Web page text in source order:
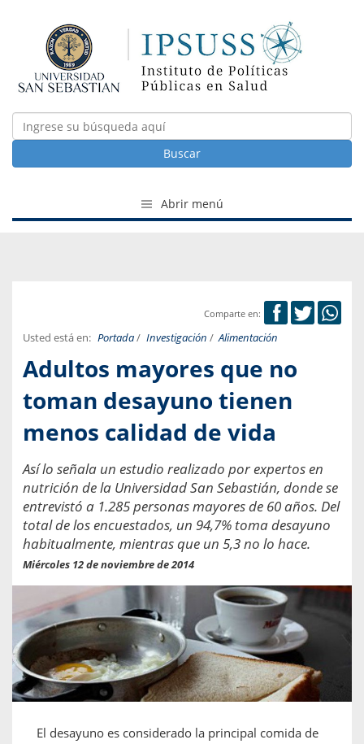
Buscar
Abrir menú
Comparte en:
Usted está en: Portada/ Investigación / Alimentación
Adultos mayores que no
toman desayuno tienen
menos calidad de vida
Así lo señala un estudio realizado por expertos en
nutrición de la Universidad San Sebastián, donde se
entrevistó a 1.285 personas mayores de 60 años. Del
total de los encuestados, un 94,7% toma desayuno
habitualmente, mientras que un 5,3 no lo hace.
Miércoles 12 de noviembre de 2014
El desayuno es considerado la principal comida de